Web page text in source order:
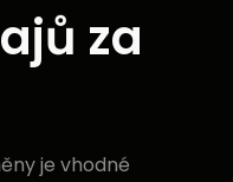
za
je vhodné